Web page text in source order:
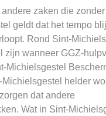
zaken die
geldt dat het tempo
Rond Sint-
zijn wanneer GGZ-
Michielsgestel
helder
dat andere
Wat in Sint-